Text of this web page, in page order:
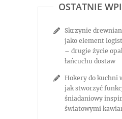
OSTATNIE
Skrzynie
jako element
– drugie życie
łańcuchu dostaw
Hokery do kuchni
jak stworzyć
śniadaniowy
światowymi